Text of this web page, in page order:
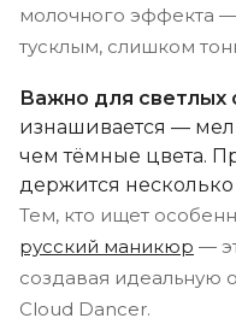
молочного эффекта
тусклым, слишком
Важно для светлых
изнашивается —
чем тёмные цвета.
держится несколько
Тем, кто ищет
русский маникюр —
создавая идеальную
Cloud Dancer.